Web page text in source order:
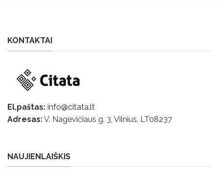
KONTAKTAI
El.paštas: info@citata.lt
Adresas:V. Nagevičiaus g. 3, Vilnius, LT08237
NAUJIENLAIŠKIS